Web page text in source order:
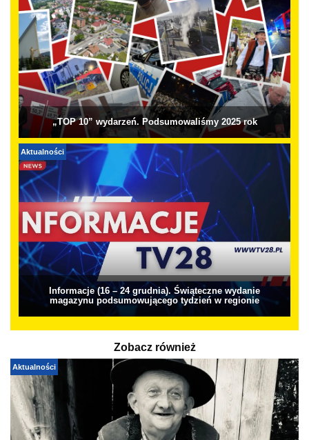
„TOP 10” wydarzeń. Podsumowaliśmy 2025 rok
Aktualności
Informacje (16 – 24 grudnia). Świąteczne wydanie
magazynu podsumowującego tydzień w regionie
Zobacz również
Aktualności